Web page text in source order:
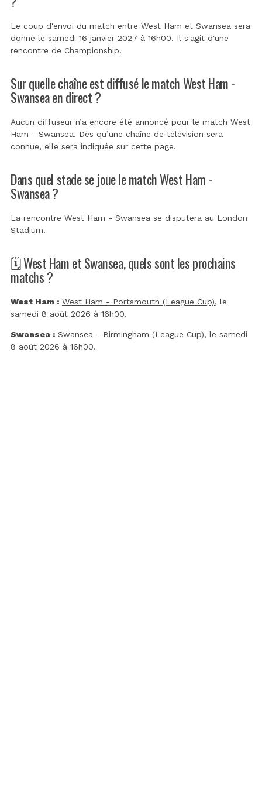
Le coup d'envoi du match entre West Ham et Swansea sera
donné le samedi 16 janvier 2027 à 16h00. Il s'agit d'une
rencontre de Championship.
Sur quelle chaîne est diffusé le match West Ham -
Swansea en direct ?
Aucun diffuseur n’a encore été annoncé pour le match West
Ham - Swansea. Dès qu’une chaîne de télévision sera
connue, elle sera indiquée sur cette page.
Dans quel stade se joue le match West Ham -
Swansea ?
La rencontre West Ham - Swansea se disputera au London
Stadium.
🗓️ West Ham et Swansea, quels sont les prochains
matchs ?
West Ham : West Ham - Portsmouth (League Cup), le
samedi 8 août 2026 à 16h00.
Swansea : Swansea - Birmingham (League Cup), le samedi
8 août 2026 à 16h00.